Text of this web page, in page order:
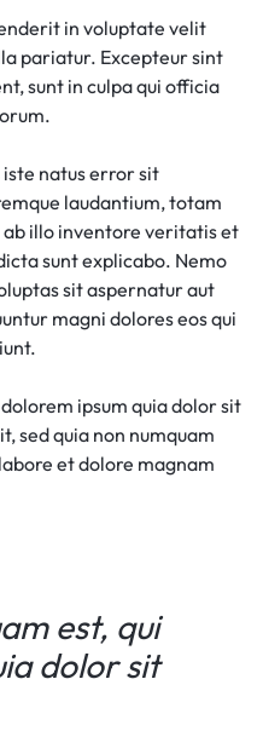
in voluptate velit
pariatur. Excepteur sint
sunt in culpa qui officia
natus error sit
laudantium, totam
ab illo inventore veritatis et
sunt explicabo. Nemo
sit aspernatur aut
magni dolores eos qui
ipsum quia dolor sit
sed quia non numquam
et dolore magnam
est, qui
dolor sit